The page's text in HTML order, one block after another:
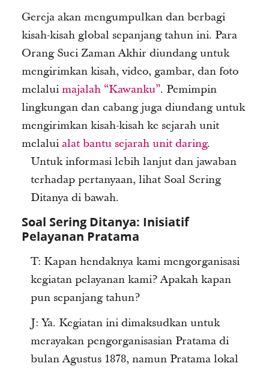
Gereja akan mengumpulkan dan berbagi
kisah-kisah global sepanjang tahun ini. Para
Orang Suci Zaman Akhir diundang untuk
mengirimkan kisah, video, gambar, dan foto
melalui majalah “Kawanku”. Pemimpin
lingkungan dan cabang juga diundang untuk
mengirimkan kisah-kisah ke sejarah unit
melalui alat bantu sejarah unit daring.
Untuk informasi lebih lanjut dan jawaban
terhadap pertanyaan, lihat Soal Sering
Ditanya di bawah.
Soal Sering Ditanya: Inisiatif
Pelayanan Pratama
T: Kapan hendaknya kami mengorganisasi
kegiatan pelayanan kami? Apakah kapan
pun sepanjang tahun?
J: Ya. Kegiatan ini dimaksudkan untuk
merayakan pengorganisasian Pratama di
bulan Agustus 1878, namun Pratama lokal